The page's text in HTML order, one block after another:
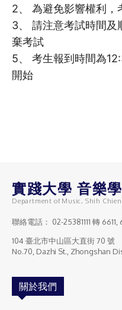
2、 為避免影響權利，
3、 請注意考試時間及
棄考試
5、 考生報到時間為
開始
實踐大學 音樂
Department of Music, Shih
聯絡電話： 02-25381111 轉 6611,
104 臺北市中山區大直街 70 號
No.70, Dazhi St., Zhongshan
關於我們